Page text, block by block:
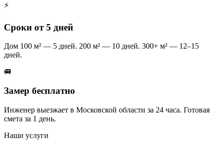
⚡
Сроки от 5 дней
Дом 100 м² — 5 дней. 200 м² — 10 дней. 300+ м² — 12–15
дней.
🚐
Замер бесплатно
Инженер выезжает в Московской области за 24 часа. Готовая
смета за 1 день.
Наши услуги